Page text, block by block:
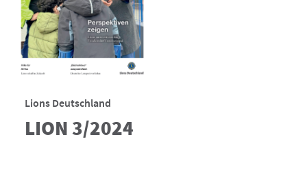
Lions Deutschland
LION 3/2024